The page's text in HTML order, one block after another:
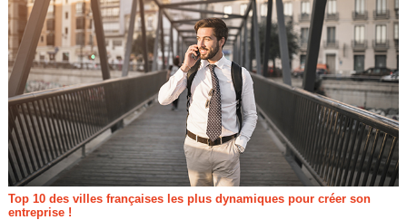
Top 10 des villes françaises les plus dynamiques pour créer son
entreprise !